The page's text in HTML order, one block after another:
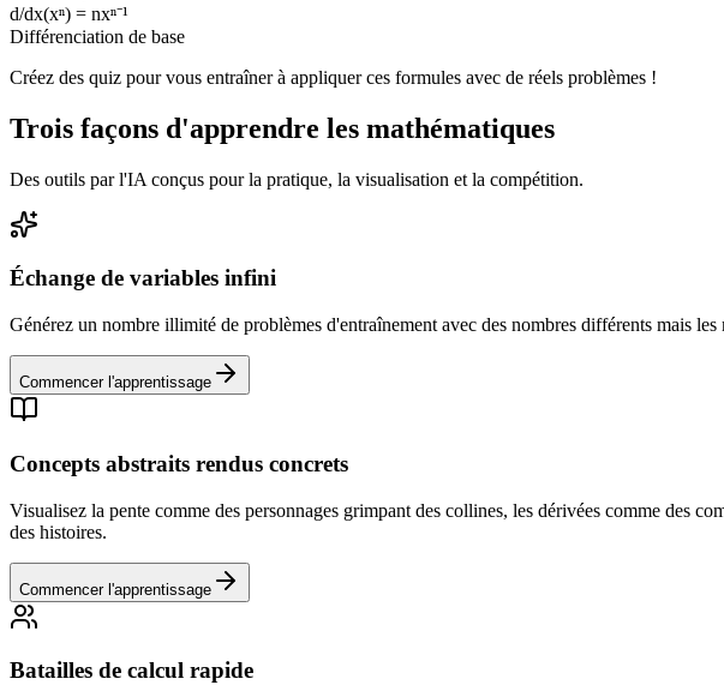
d/dx(xⁿ) = nxⁿ⁻¹
Différenciation de base
Créez des quiz pour vous entraîner à appliquer ces formules avec de réels problèmes !
Trois façons d'apprendre les mathématiques
Des outils par l'IA conçus pour la pratique, la visualisation et la compétition.
Échange de variables infini
Générez un nombre illimité de problèmes d'entraînement avec des nombres différents mais
Commencer l'apprentissage
Concepts abstraits rendus concrets
Visualisez la pente comme des personnages grimpant des collines, les dérivées comme des
des histoires.
Commencer l'apprentissage
Batailles de calcul rapide